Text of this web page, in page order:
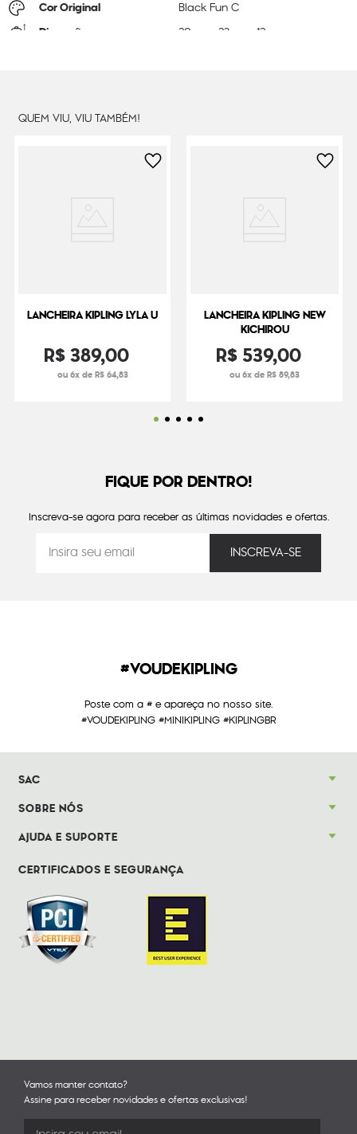
Cor Original Black Fun C
Dimensões 20 23 12
QUEM VIU, VIU TAMBÉM!
LANCHEIRA KIPLING LYLA U
R$389,00
ou 6x de R$ 64,83
LANCHEIRA KIPLING NEW
KICHIROU
R$539,00
ou 6x de R$ 89,83
FIQUE POR DENTRO!
Inscreva-se agora para receber as últimas novidades e ofertas.
#VOUDEKIPLING
Poste com a # e apareça no nosso site.
#VOUDEKIPLING #MINIKIPLING #KIPLINGBR
SAC
SOBRE NÓS
AJUDA E SUPORTE
CERTIFICADOS E SEGURANÇA
Vamos manter contato?
Assine para receber novidades e ofertas exclusivas!